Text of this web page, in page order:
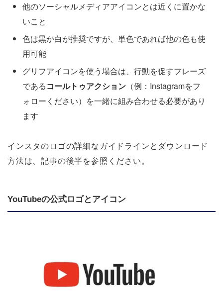
他のソーシャルメディアアイコンとは近くに置かな
いこと
色は黒か白が推奨ですが、単色であれば他の色も使
用可能
グリフアイコンを使う場合は、行動を促すフレーズ
であるコールトゥアクション （例：Instagramをフ
ォローください）を一緒に組み合わせる必要があり
ます
インスタのロゴの詳細なガイドラインとダウンロード
方法は、記事の後半を参照ください。
YouTubeの公式ロゴとアイコン